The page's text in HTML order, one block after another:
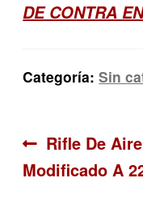
DE CONTRA
Categoría:Sin
de
Anterior:
Rifle De Aire
Modificado A